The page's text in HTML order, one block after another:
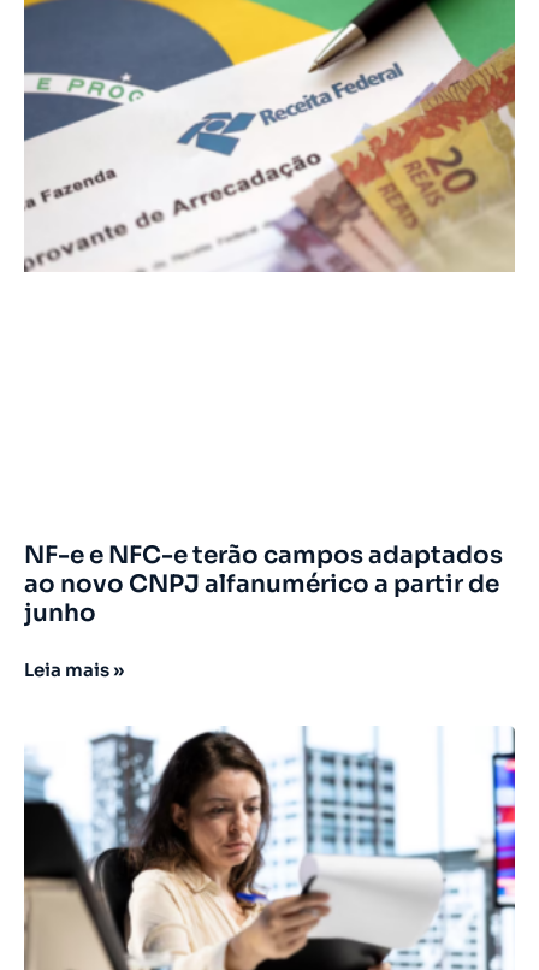
NF-e e NFC-e terão campos adaptados
ao novo CNPJ alfanumérico a partir de
junho
Leia mais »